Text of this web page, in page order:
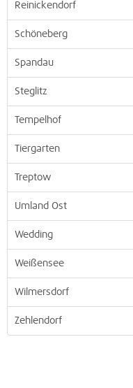
Reinickendorf
Schöneberg
Spandau
Steglitz
Tempelhof
Tiergarten
Treptow
Umland Ost
Wedding
Weißensee
Wilmersdorf
Zehlendorf